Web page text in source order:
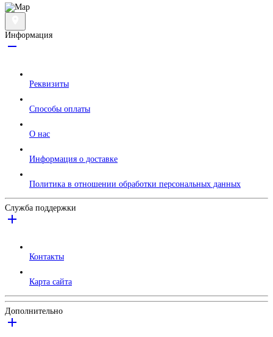
Информация
Реквизиты
Способы оплаты
О нас
Информация о доставке
Политика в отношении обработки персональных данных
Служба поддержки
Контакты
Карта сайта
Дополнительно